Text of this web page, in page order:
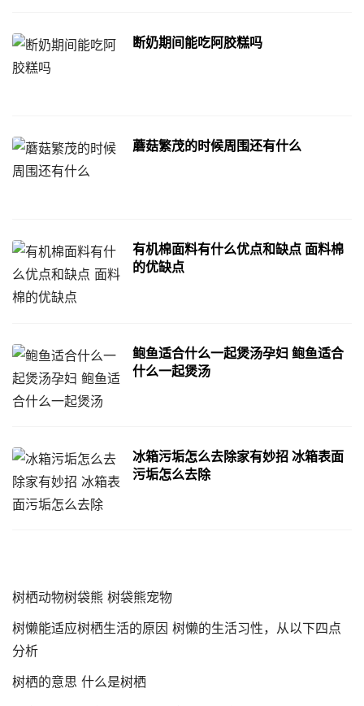
断奶期间能吃阿胶糕吗
蘑菇繁茂的时候周围还有什么
有机棉面料有什么优点和缺点 面料棉
的优缺点
鲍鱼适合什么一起煲汤孕妇 鲍鱼适合
什么一起煲汤
冰箱污垢怎么去除家有妙招 冰箱表面
污垢怎么去除
树栖动物树袋熊 树袋熊宠物
树懒能适应树栖生活的原因 树懒的生活习性，从以下四点
分析
树栖的意思 什么是树栖